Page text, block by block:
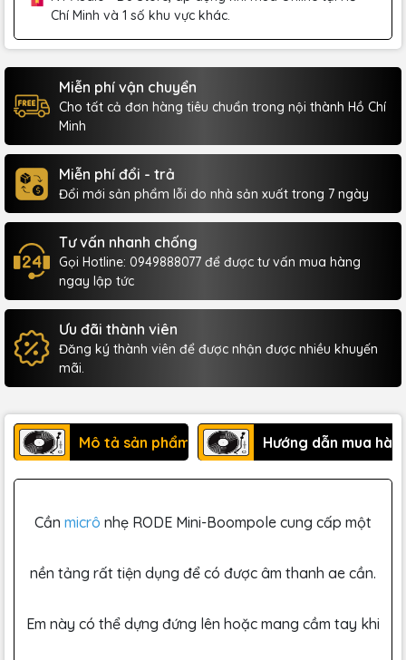
Chí Minh và 1 số khu vực khác.
Miễn phí vận chuyển
Cho tất cả đơn hàng tiêu chuẩn trong nội thành Hồ Chí
Minh
Miễn phí đổi - trả
Đổi mới sản phẩm lỗi do nhà sản xuất trong 7 ngày
Tư vấn nhanh chống
Gọi Hotline: 0949888077 để được tư vấn mua hàng
ngay lập tức
Ưu đãi thành viên
Đăng ký thành viên để được nhận được nhiều khuyến
mãi.
Mô tả sản phẩm Hướng dẫn mua
Cần micrô nhẹ RODE Mini-Boompole cung cấp một
nền tảng rất tiện dụng để có được âm thanh ae cần.
Em này có thể dựng đứng lên hoặc mang cầm tay khi